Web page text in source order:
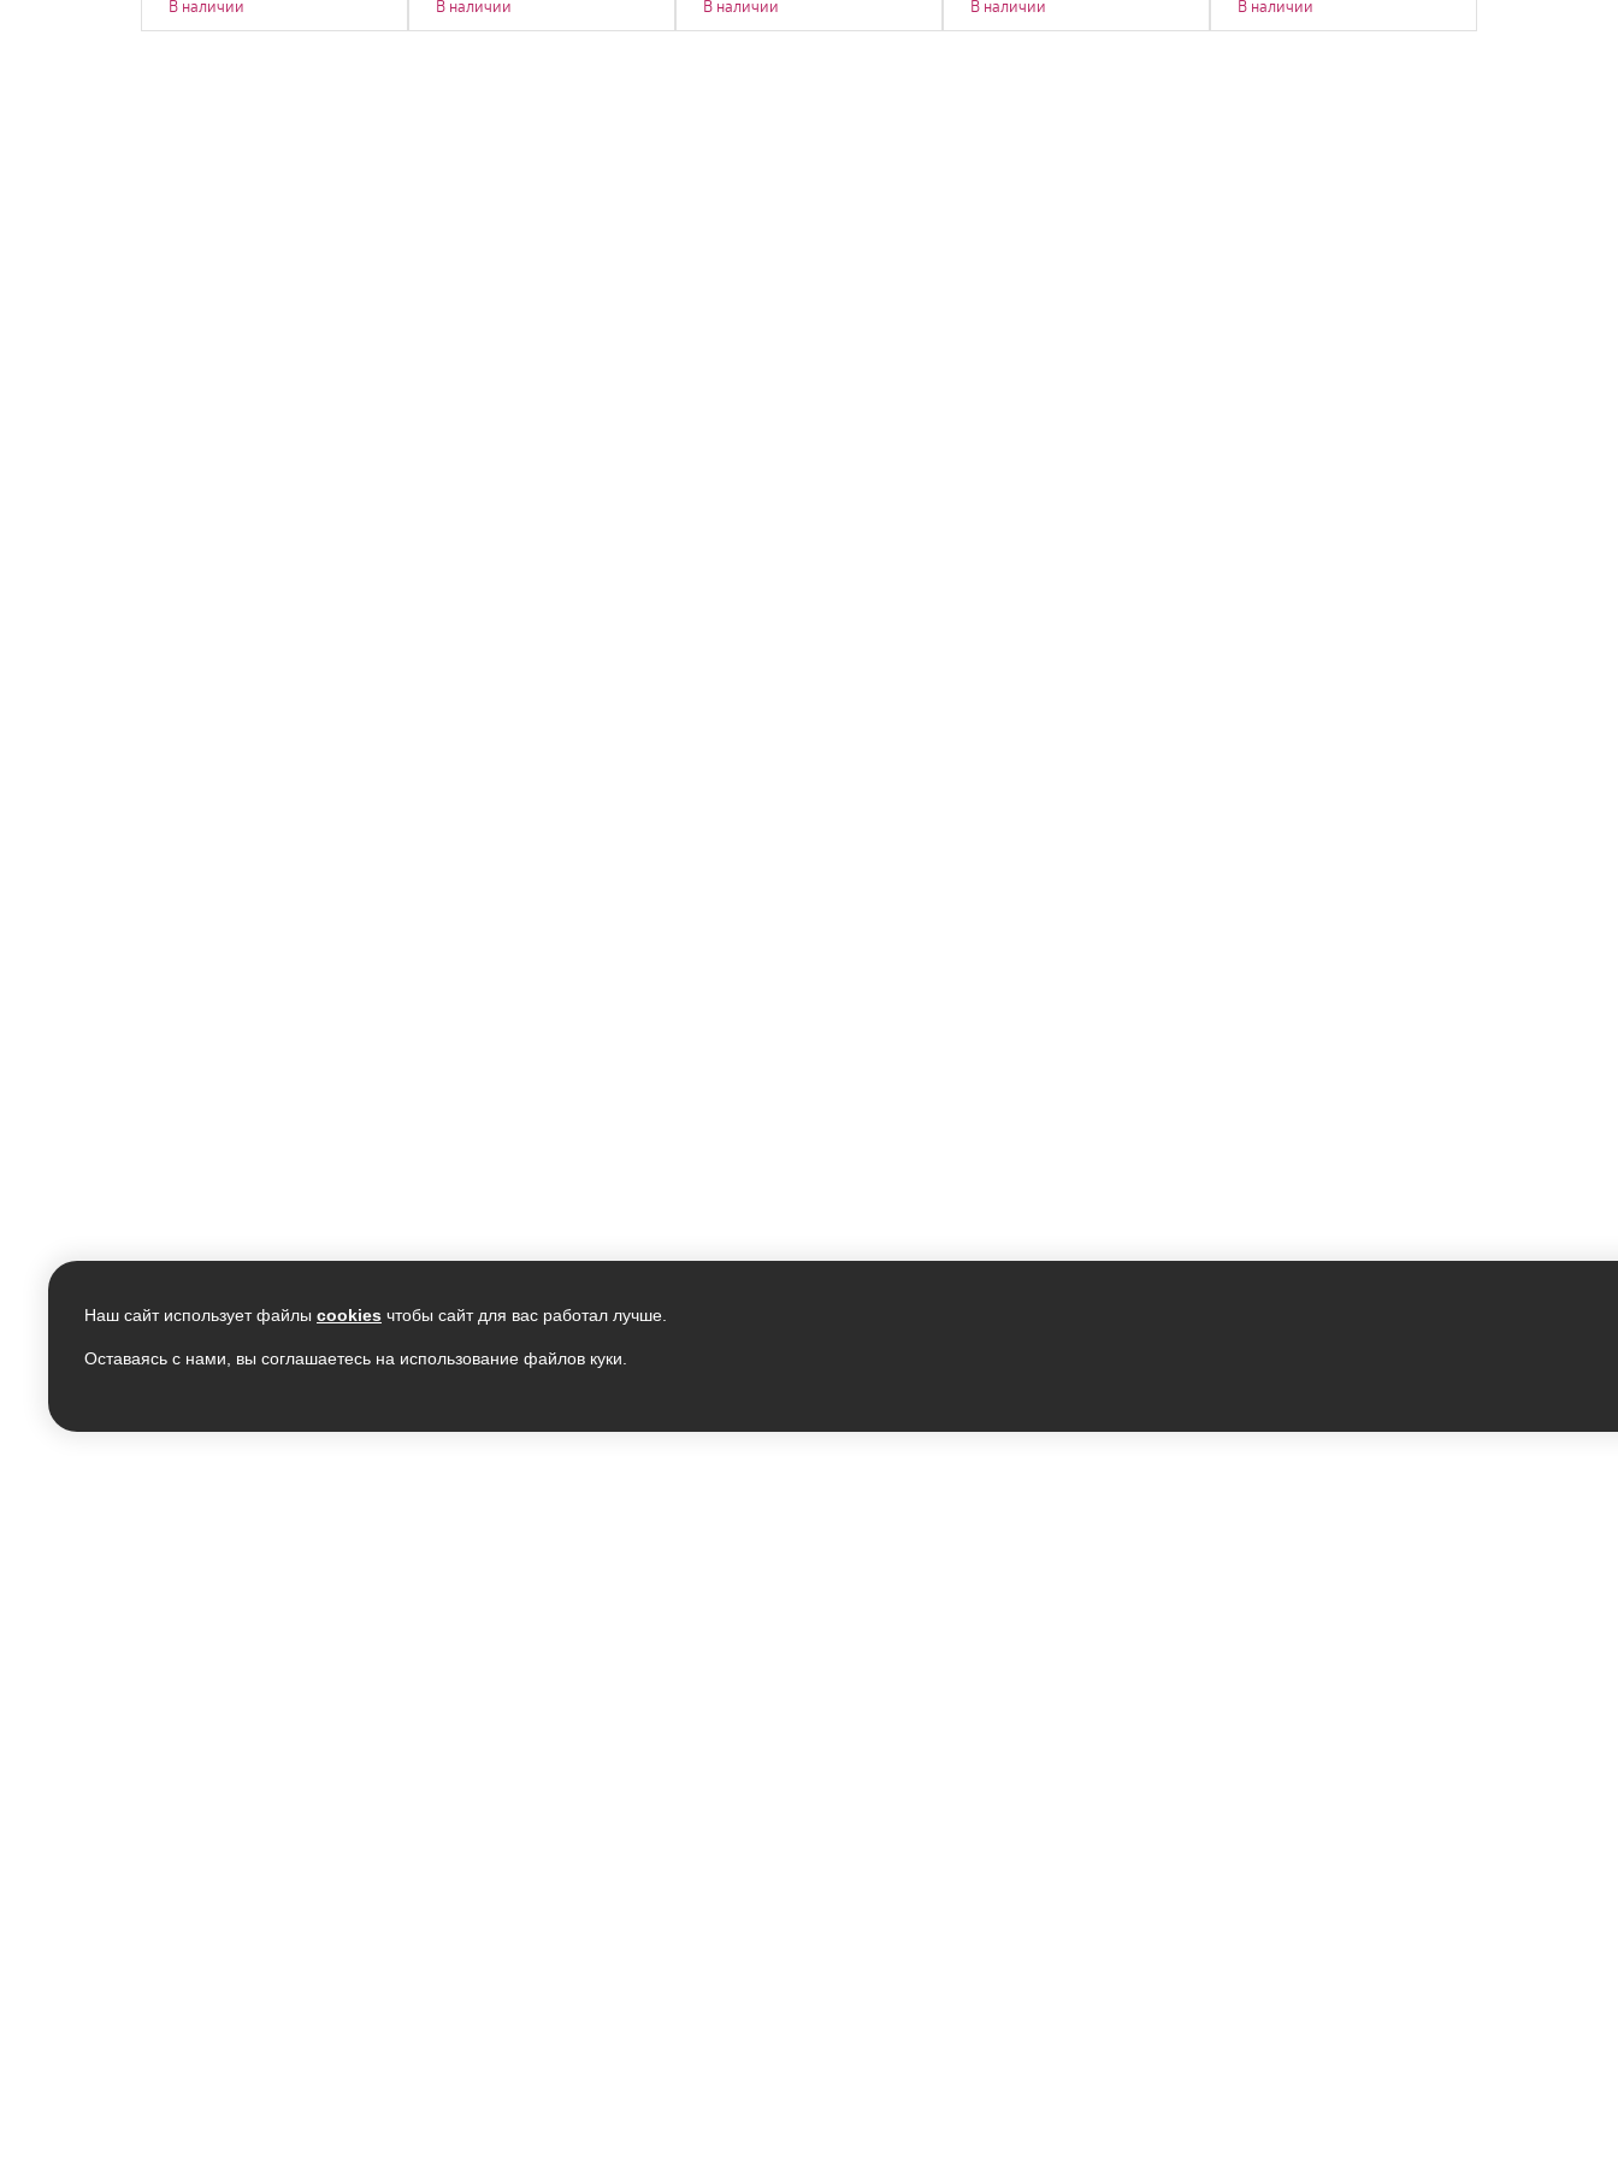
Наш сайт использует файлы cookies чтобы сайт для вас работал лучше.
Оставаясь с нами, вы соглашаетесь на использование файлов куки.
В наличии В наличии В наличии В наличии В наличии